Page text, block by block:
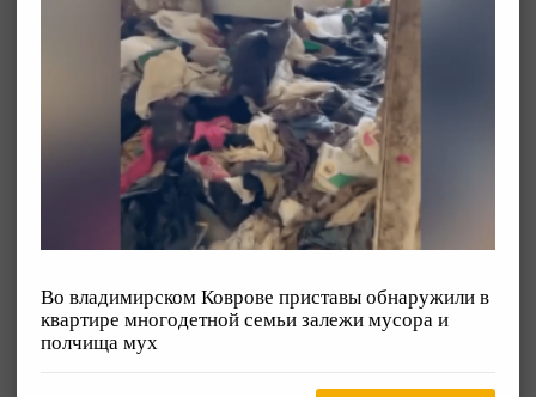
Во владимирском Коврове приставы обнаружили в
квартире многодетной семьи залежи мусора и
полчища мух